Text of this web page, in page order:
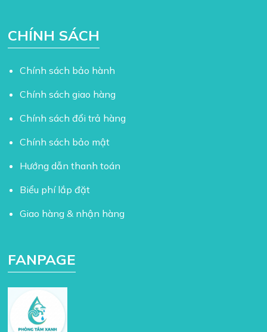
CHÍNH SÁCH
Chính sách bảo hành
Chính sách giao hàng
Chính sách đổi trả hàng
Chính sách bảo mật
Hướng dẫn thanh toán
Biểu phí lắp đặt
Giao hàng & nhận hàng
FANPAGE